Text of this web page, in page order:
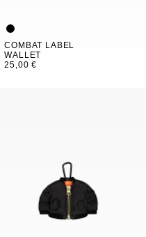
COMBAT LABEL
WALLET
25,00 €